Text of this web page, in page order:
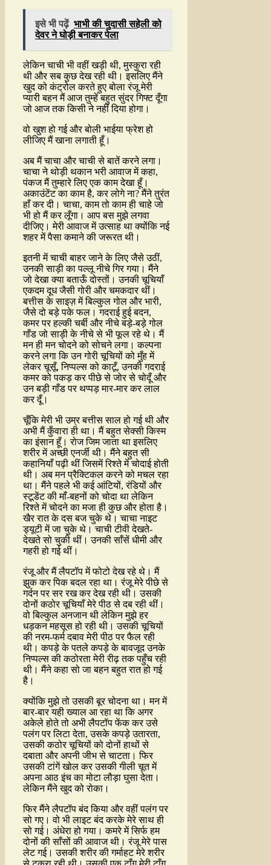
इसे भी पढ़ें भाभी की चुदासी सहेली को
देवर ने घोड़ी बनाकर पेला
लेकिन चाची भी वहीं खड़ी थी, मुस्कुरा रही
थी और सब कुछ देख रही थी। इसलिए मैंने
खुद को कंट्रोल करते हुए बोला रंजू मेरी
प्यारी बहन मैं आज तुम्हें बहुत सुंदर गिफ्ट दूँगा
जो आज तक किसी ने नहीं दिया होगा।
वो खुश हो गई और बोली भाईया फ्रेश हो
लीजिए मैं खाना लगाती हूँ।
अब मैं चाचा और चाची से बातें करने लगा।
चाचा ने थोड़ी थकान भरी आवाज में कहा,
पंकज मैं तुम्हारे लिए एक काम देखा हूँ।
अकाउंटेंट का काम है, कर लोगे ना? मैंने तुरंत
हाँ कर दी। चाचा, काम तो काम ही चाहे जो
भी हो मैं कर लूँगा। आप बस मुझे लगवा
दीजिए। मेरी आवाज में उत्साह था क्योंकि नई
शहर में पैसा कमाने की जरूरत थी।
इतनी में चाची बाहर जाने के लिए जैसे उठीं,
उनकी साड़ी का पल्लू नीचे गिर गया। मैंने
जो देखा क्या बताऊँ दोस्तों। उनकी चूचियाँ
एकदम दूध जैसी गोरी और चमकदार थीं।
बत्तीस के साइज़ में बिल्कुल गोल और भारी,
जैसे दो बड़े पके फल। गदराई हुई बदन,
कमर पर हल्की चर्बी और नीचे बड़े-बड़े गोल
गाँड जो साड़ी के नीचे से भी फूल रहे थे। मैं
मन ही मन चोदने को सोचने लगा। कल्पना
करने लगा कि उन गोरी चूचियों को मुँह में
लेकर चूसूँ, निप्पल्स को काटूँ, उनकी गदराई
कमर को पकड़ कर पीछे से जोर से चोदूँ और
उन बड़ी गाँड पर थप्पड़ मार-मार कर लाल
कर दूँ।
चूँकि मेरी भी उम्र बत्तीस साल हो गई थी और
अभी मैं कुँवारा ही था। मैं बहुत सेक्सी किस्म
का इंसान हूँ। रोज जिम जाता था इसलिए
शरीर में अच्छी एनर्जी थी। मैंने बहुत सी
कहानियाँ पढ़ी थीं जिसमें रिश्ते में चोदाई होती
थी। अब मन प्रैक्टिकल करने को मचल रहा
था। मैंने पहले भी कई आंटियों, रंडियों और
स्टूडेंट की माँ-बहनों को चोदा था लेकिन
रिश्ते में चोदने का मजा ही कुछ और होता है।
खैर रात के दस बज चुके थे। चाचा नाइट
ड्यूटी में जा चुके थे। चाची टीवी देखते-
देखते सो चुकी थीं। उनकी साँसें धीमी और
गहरी हो गई थीं।
रंजू और मैं लैपटॉप में फोटो देख रहे थे। मैं
झुक कर पिक बदल रहा था। रंजू मेरे पीछे से
गर्दन पर सर रख कर देख रही थी। उसकी
दोनों कठोर चूचियाँ मेरे पीठ से दब रही थीं।
वो बिल्कुल अनजान थी लेकिन मुझे हर
धड़कन महसूस हो रही थी। उसकी चूचियों
की नरम-फर्म दबाव मेरी पीठ पर फैल रही
थी। कपड़े के पतले कपड़े के बावजूद उनके
निप्पल्स की कठोरता मेरी रीढ़ तक पहुँच रही
थी। मैंने कहा सो जा बहन बहुत रात हो गई
है।
क्योंकि मुझे तो उसकी बूर चोदना था। मन में
बार-बार यही ख्याल आ रहा था कि अगर
अकेले होते तो अभी लैपटॉप फेंक कर उसे
पलंग पर लिटा देता, उसके कपड़े उतारता,
उसकी कठोर चूचियों को दोनों हाथों से
दबाता और अपनी जीभ से चाटता। फिर
उसकी टांगें खोल कर उसकी गीली चूत में
अपना आठ इंच का मोटा लौड़ा घुसा देता।
लेकिन मैंने खुद को रोका।
फिर मैंने लैपटॉप बंद किया और वहीं पलंग पर
सो गए। वो भी लाइट बंद करके मेरे साथ ही
सो गई। अंधेरा हो गया। कमरे में सिर्फ हम
दोनों की साँसों की आवाज थी। रंजू मेरे पास
लेट गई। उसकी शरीर की गर्माहट मेरे शरीर